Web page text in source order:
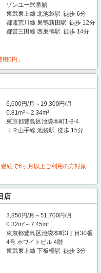
ゾンユー弐番館
東武東上線 北池袋駅 徒歩 6分
都電荒川線 巣鴨新田駅 徒歩 12分
都営三田線 西巣鴨駅 徒歩 14分
0円」
6,600円/月～19,300円/月
0.81m²～2.34m²
東京都豊島区池袋本町1-8-4
ＪＲ山手線 池袋駅 徒歩 15分
続で6ヶ月以上ご利用の方対象
店
3,850円/月～51,700円/月
0.32m²～7.45m²
東京都豊島区池袋本町3丁目30番
4号 ホワイトビル 4階
東武東上線 下板橋駅 徒歩 3分